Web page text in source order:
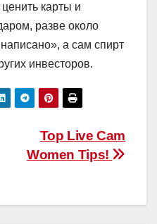
карты и
разве около
а сам спирт
инвесторов.
Top Live Cam
Women Tips!